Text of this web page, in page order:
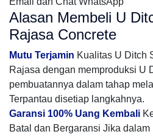
Alasan Membeli U
Rajasa Concrete
Mutu Terjamin Kualitas U Ditch
Rajasa dengan memproduksi U
pembuatannya dalam tahap
Terpantau disetiap langkahnya.
Garansi 100% Uang Kembali
Batal dan Bergaransi Jika